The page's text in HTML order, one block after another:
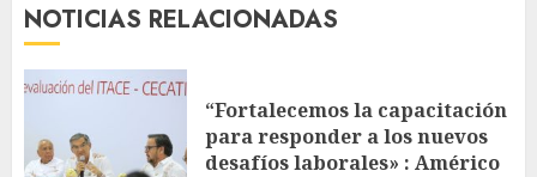
NOTICIAS RELACIONADAS
“Fortalecemos la capacitación
para responder a los nuevos
desafíos laborales» : Américo